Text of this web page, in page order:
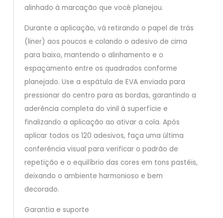
alinhado à marcação que você planejou.
Durante a aplicação, vá retirando o papel de trás
(liner) aos poucos e colando o adesivo de cima
para baixo, mantendo o alinhamento e o
espaçamento entre os quadrados conforme
planejado. Use a espátula de EVA enviada para
pressionar do centro para as bordas, garantindo a
aderência completa do vinil à superfície e
finalizando a aplicação ao ativar a cola. Após
aplicar todos os 120 adesivos, faça uma última
conferência visual para verificar o padrão de
repetição e o equilíbrio das cores em tons pastéis,
deixando o ambiente harmonioso e bem
decorado.
Garantia e suporte